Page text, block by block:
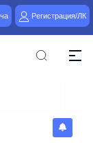
Регистрация/ЛК